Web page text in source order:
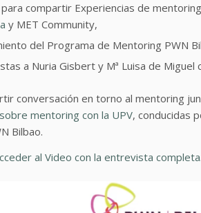
para compartir Experiencias de
y MET Community,
del Programa de Mentoring PWN
a Nuria Gisbert y Mª Luisa de
conversación en torno al mentoring
mentoring con la UPV, conducidas
Bilbao.
al Video con la entrevista completa.